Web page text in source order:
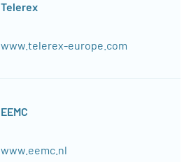
Telerex
www.telerex-europe.com
EEMC
www.eemc.nl